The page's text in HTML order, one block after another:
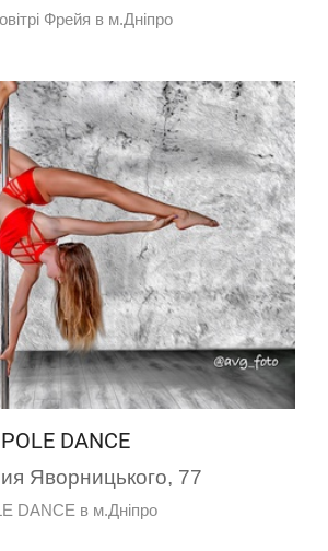
Фрейя в м.Дніпро
DANCE
Яворницького, 77
DANCE в м.Дніпро